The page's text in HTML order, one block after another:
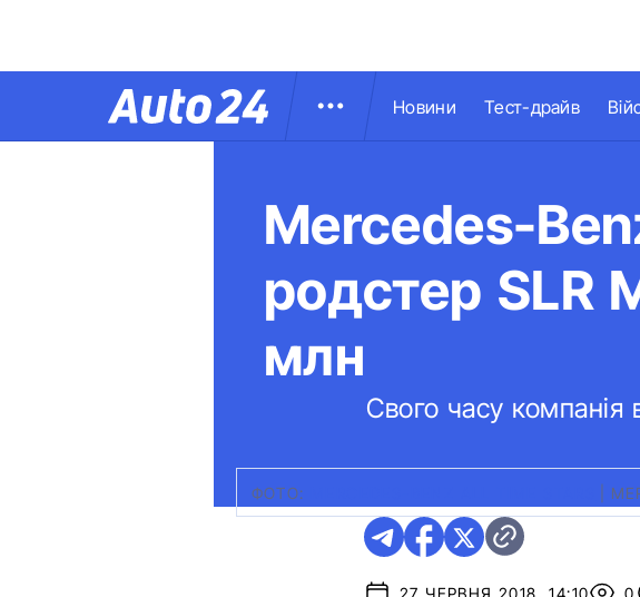
Новини Тест-драйв
Mercedes-
родстер SLR
млн
Свого часу компанія
ФОТО:
27 ЧЕРВНЯ 2018, 14:10 0